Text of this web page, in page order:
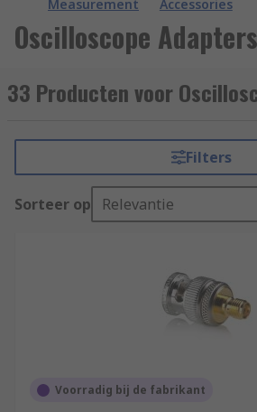
Measurement
Accessories
Oscilloscope Adapters
33 Producten voor
Filters
Sorteer op Relevantie
Voorradig bij de fabrikant